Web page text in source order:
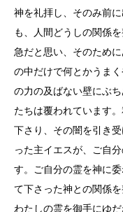
神を礼拝し、そのみ前
も、人間どうしの関係
急だと思い、そのため
の中だけで何とかうま
の力の及ばない壁にぶ
たちは覆われています
下さり、その闇を引き
った主イエスが、ご自
す。ご自分の霊を神に
て下さった神との関係
わたしの霊を御手にゆ